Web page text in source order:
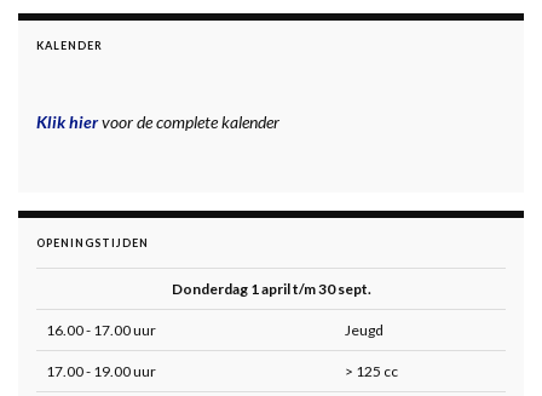
KALENDER
Klik hiervoor de complete kalender
OPENINGSTIJDEN
Donderdag 1 april t/m 30 sept.
16.00 - 17.00 uur Jeugd
17.00 - 19.00 uur > 125 cc